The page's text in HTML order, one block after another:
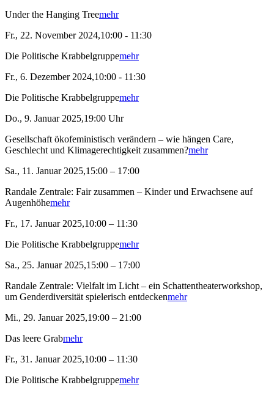
Under the Hanging Treemehr
Fr., 22. November 2024,10:00 - 11:30
Die Politische Krabbelgruppemehr
Fr., 6. Dezember 2024,10:00 - 11:30
Die Politische Krabbelgruppemehr
Do., 9. Januar 2025,19:00 Uhr
Gesellschaft ökofeministisch verändern – wie hängen Care,
Geschlecht und Klimagerechtigkeit zusammen?mehr
Sa., 11. Januar 2025,15:00 – 17:00
Randale Zentrale: Fair zusammen – Kinder und Erwachsene auf
Augenhöhemehr
Fr., 17. Januar 2025,10:00 – 11:30
Die Politische Krabbelgruppemehr
Sa., 25. Januar 2025,15:00 – 17:00
Randale Zentrale: Vielfalt im Licht – ein Schattentheaterworkshop,
um Genderdiversität spielerisch entdeckenmehr
Mi., 29. Januar 2025,19:00 – 21:00
Das leere Grabmehr
Fr., 31. Januar 2025,10:00 – 11:30
Die Politische Krabbelgruppemehr